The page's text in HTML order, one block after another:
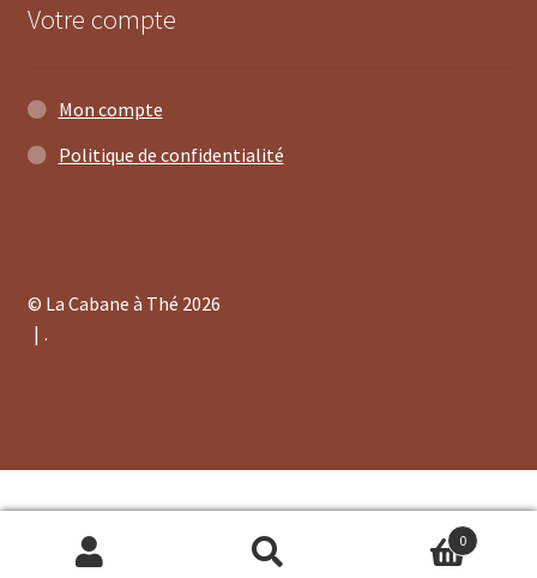
Votre compte
Mon compte
Politique de confidentialité
© La Cabane à Thé 2026
.
Recherche
Recherche
0